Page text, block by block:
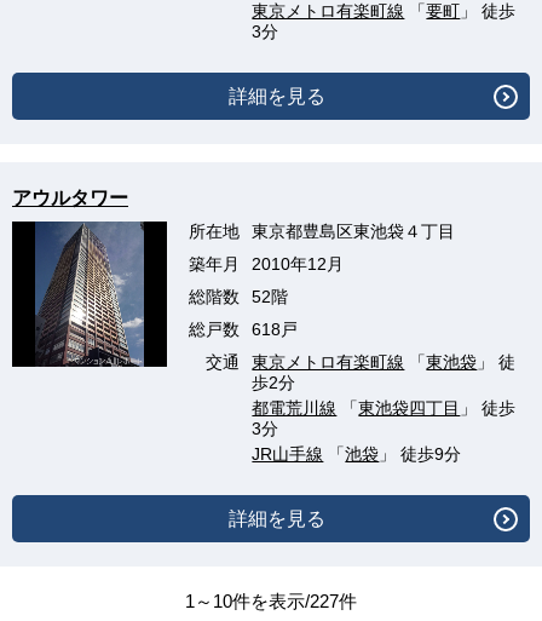
東京メトロ有楽町線 「要町 」 徒歩
3分
詳細を見る
アウルタワー
所在地
東京都豊島区東池袋４丁目
築年月
2010年12月
総階数
52階
総戸数
618戸
交通
東京メトロ有楽町線 「東池袋 」 徒
歩2分
都電荒川線 「東池袋四丁目 」 徒歩
3分
JR山手線 「池袋 」 徒歩9分
詳細を見る
1～10件を表示/227件